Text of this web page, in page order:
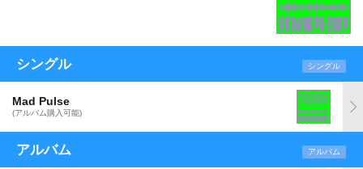
シングル シングル
Mad Pulse
(アルバム購入可能)
アルバム アルバム